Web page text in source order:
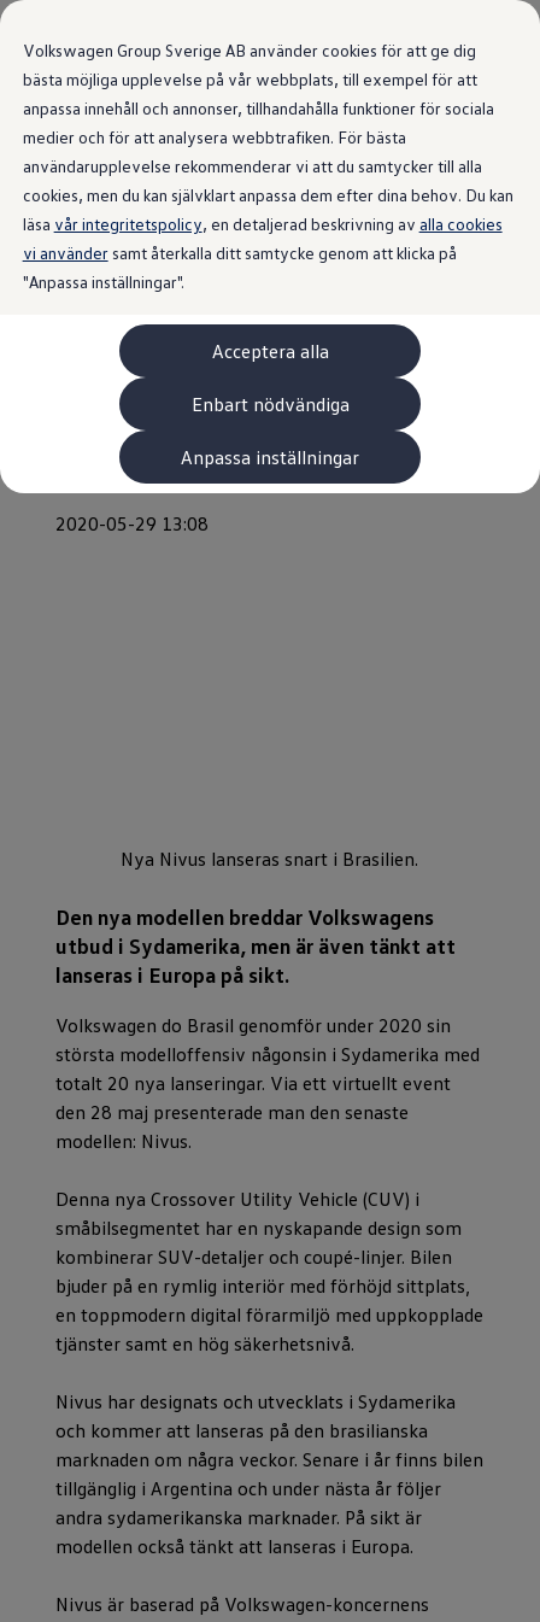
Volkswagen Group Sverige AB använder cookies för att ge dig
bästa möjliga upplevelse på vår webbplats, till exempel för att
anpassa innehåll och annonser, tillhandahålla funktioner för sociala
medier och för att analysera webbtrafiken. För bästa
användarupplevelse rekommenderar vi att du samtycker till alla
cookies, men du kan självklart anpassa dem efter dina behov. Du kan
läsa vår integritetspolicy, en detaljerad beskrivning av alla cookies
vi användersamt återkalla ditt samtycke genom att klicka på
"Anpassa inställningar".
Acceptera alla
Enbart nödvändiga
Anpassa inställningar
Senaste nyttfrån Volkswagen
Sverige.
Världspremiär för nya
Volkswagen Nivus
2020-05-29 13:08
Nya Nivus lanseras snart i Brasilien.
Den nya modellen breddar Volkswagens
utbud i Sydamerika, men är även tänkt att
lanseras i Europa på sikt.
Volkswagen do Brasil genomför under 2020 sin
största modelloffensiv någonsin i Sydamerika med
totalt 20 nya lanseringar. Via ett virtuellt event
den 28 maj presenterade man den senaste
modellen: Nivus.
Denna nya Crossover Utility Vehicle (CUV) i
småbilsegmentet har en nyskapande design som
kombinerar SUV-detaljer och coupé-linjer. Bilen
bjuder på en rymlig interiör med förhöjd sittplats,
en toppmodern digital förarmiljö med uppkopplade
tjänster samt en hög säkerhetsnivå.
Nivus har designats och utvecklats i Sydamerika
och kommer att lanseras på den brasilianska
marknaden om några veckor. Senare i år finns bilen
tillgänglig i Argentina och under nästa år följer
andra sydamerikanska marknader. På sikt är
modellen också tänkt att lanseras i Europa.
Nivus är baserad på Volkswagen-koncernens